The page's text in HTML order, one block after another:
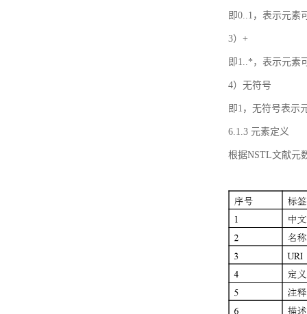
即0..1，表示元素
3）+
即1..*，表示元素
4）无符号
即1，无符号表示
6.1.3 元素定义
根据NSTL文献元